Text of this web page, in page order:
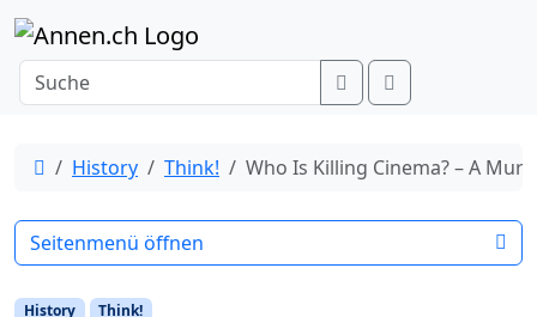
Weiter zum Inhalt
Search
StartHistory Think! Who Is Killing Cinema? – A
History Think!
Seitenmenü öffnen